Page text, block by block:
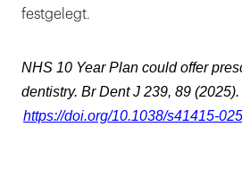
festgelegt.
NHS 10 Year Plan could offer
dentistry. Br Dent J 239, 89 (2025).
https://doi.org/10.1038/s41415-